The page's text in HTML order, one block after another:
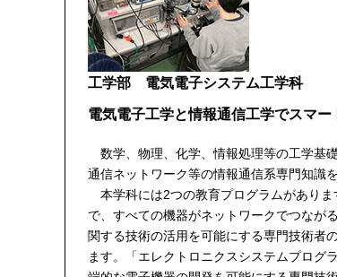
工学部 電気電子システム工学科
電気電子工学と情報通信工学でスマ
数学、物理、化学、情報処理等の工学基
通信ネットワーク等の情報通信系専門知識
本学科には2つの教育プログラムがありま
で、すべての機器がネットワークでつなが
関する技術の活用を可能にする専門技術者
ます。「エレクトロニクスシステムプログ